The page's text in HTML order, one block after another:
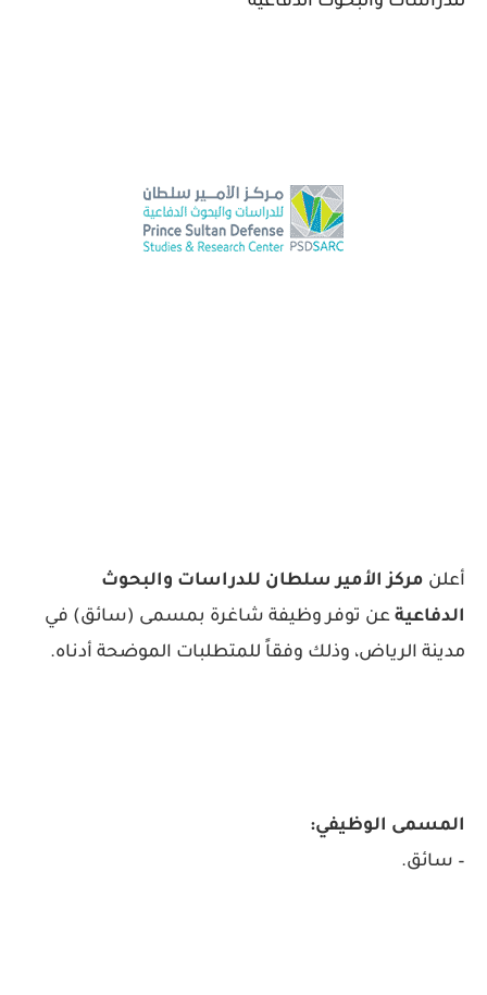
أعلن مركز الأمير سلطان للدراسات والبحوث
الدفاعية عن توفر وظيفة شاغرة بمسمى (سائق) في
مدينة الرياض، وذلك وفقاً للمتطلبات الموضحة أدناه.
المسمى الوظيفي:
– سائق.